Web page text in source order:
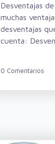
Desventajas
muchas
desventajas
cuenta:
0 Comentarios